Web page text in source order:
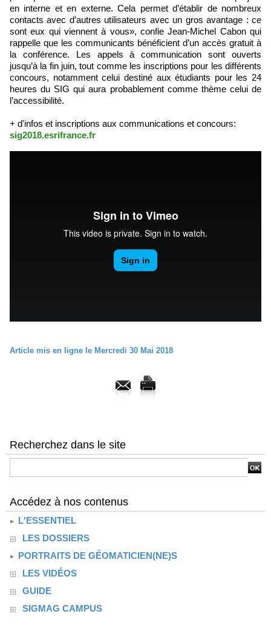
en interne et en externe. Cela permet d’établir de nombreux
contacts avec d’autres utilisateurs avec un gros avantage : ce
sont eux qui viennent à vous», confie Jean-Michel Cabon qui
rappelle que les communicants bénéficient d’un accès gratuit à
la conférence. Les appels à communication sont ouverts
jusqu’à la fin juin, tout comme les inscriptions pour les différents
concours, notamment celui destiné aux étudiants pour les 24
heures du SIG qui aura probablement comme thème celui de
l’accessibilité.
+ d'infos et inscriptions aux communications et concours:
sig2018.esrifrance.fr
Article mis en ligne le Mercredi 30 Mai 2018
Recherchez dans le site
Accédez à nos contenus
L'ESSENTIEL
LES DOSSIERS
PORTRAITS DE GÉOMATICIEN(NE)S
LES VIDÉOS
GUIDE
SIGMAG CAMPUS